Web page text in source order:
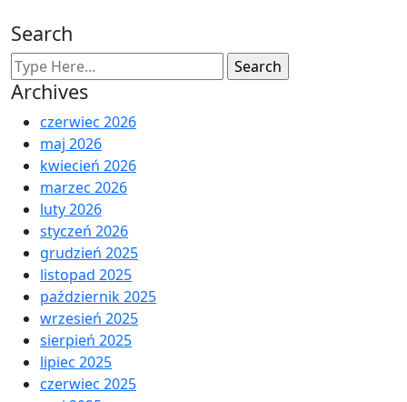
Search
Archives
czerwiec 2026
maj 2026
kwiecień 2026
marzec 2026
luty 2026
styczeń 2026
grudzień 2025
listopad 2025
październik 2025
wrzesień 2025
sierpień 2025
lipiec 2025
czerwiec 2025